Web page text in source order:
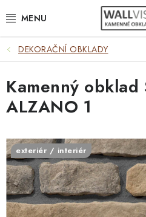
na
EXTERIÉR / INTERIÉR
VÝBĚR DLE MATERIÁLU
VÝBĚR DLE BAREV
ČASTO HLEDÁTE
INSPIRACE
DLAŽBA
DEKORAČNÍ OBKLADY
Kamenný obklad
ALZANO 1
exteriér / interiér